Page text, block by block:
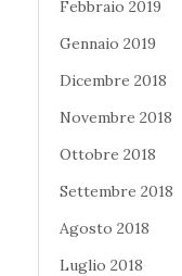
Febbraio 2019
Gennaio 2019
Dicembre 2018
Novembre 2018
Ottobre 2018
Settembre 2018
Agosto 2018
Luglio 2018